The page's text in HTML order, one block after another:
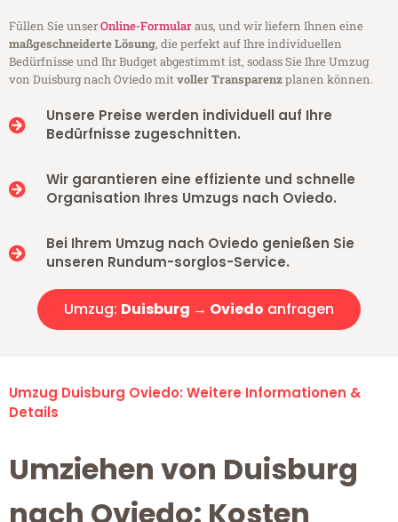
Füllen Sie unserOnline-Formularaus, und wir liefern Ihnen eine
maßgeschneiderte Lösung, die perfekt auf Ihre individuellen
Bedürfnisse und Ihr Budget abgestimmt ist, sodass Sie Ihre Umzug
von Duisburg nach Oviedo mitvoller Transparenzplanen können.
Unsere Preise werden individuell auf Ihre
Bedürfnisse zugeschnitten.
Wir garantieren eine effiziente und schnelle
Organisation Ihres Umzugs nach Oviedo.
Bei Ihrem Umzug nach Oviedo genießen Sie
unseren Rundum-sorglos-Service.
Umzug: Duisburg → Oviedo anfragen
Umzug Duisburg Oviedo: Weitere Informationen &
Details
Umziehen von Duisburg
nach Oviedo: Kosten